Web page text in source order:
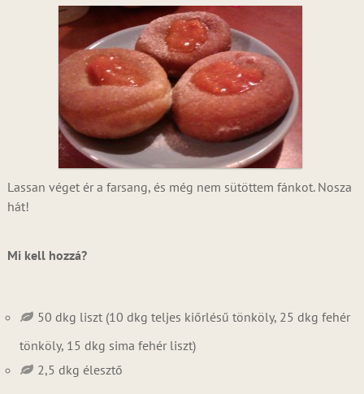
Lassan véget ér a farsang, és még nem sütöttem fánkot. Nosza
hát!
Mi kell hozzá?
50 dkg liszt (10 dkg teljes kiőrlésű tönköly, 25 dkg fehér
tönköly, 15 dkg sima fehér liszt)
2,5 dkg élesztő